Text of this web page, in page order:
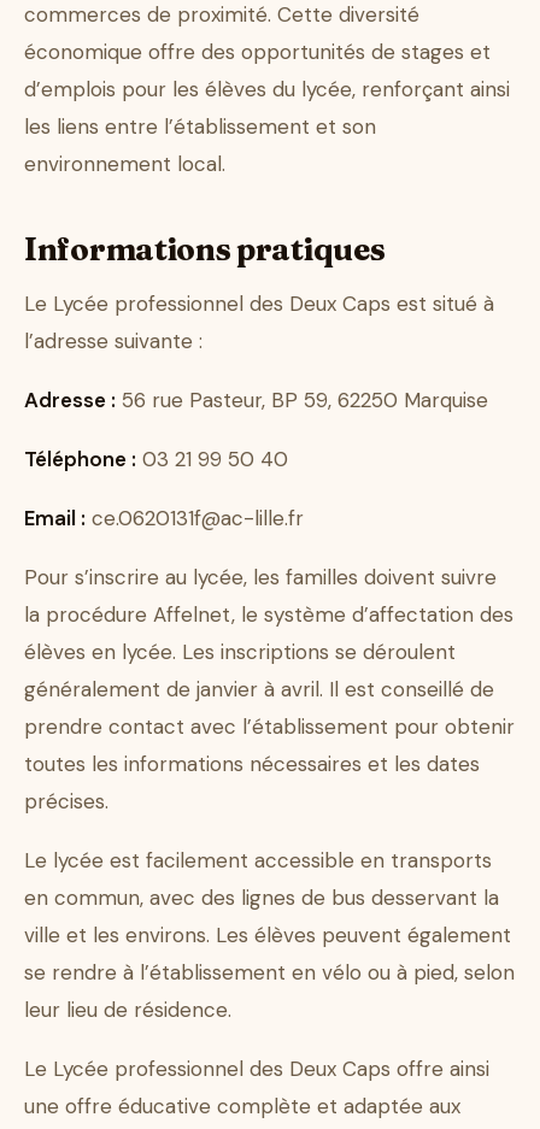
commerces de proximité. Cette diversité
économique offre des opportunités de stages et
d’emplois pour les élèves du lycée, renforçant ainsi
les liens entre l’établissement et son
environnement local.
Informations pratiques
Le Lycée professionnel des Deux Caps est situé à
l’adresse suivante :
Adresse : 56 rue Pasteur, BP 59, 62250 Marquise
Téléphone : 03 21 99 50 40
Email : ce.0620131f@ac-lille.fr
Pour s’inscrire au lycée, les familles doivent suivre
la procédure Affelnet, le système d’affectation des
élèves en lycée. Les inscriptions se déroulent
généralement de janvier à avril. Il est conseillé de
prendre contact avec l’établissement pour obtenir
toutes les informations nécessaires et les dates
précises.
Le lycée est facilement accessible en transports
en commun, avec des lignes de bus desservant la
ville et les environs. Les élèves peuvent également
se rendre à l’établissement en vélo ou à pied, selon
leur lieu de résidence.
Le Lycée professionnel des Deux Caps offre ainsi
une offre éducative complète et adaptée aux